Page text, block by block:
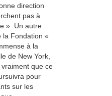
direction
pas à
». Un autre
la Fondation «
à la
de New York,
que ce
pour
sur les